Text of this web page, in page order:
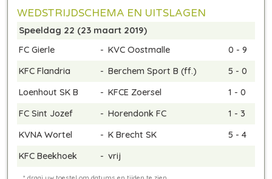
WEDSTRIJDSCHEMA EN UITSLAGEN
Speeldag 22 (23 maart 2019)
FC Gierle
- KVC Oostmalle
0 - 9
KFC Flandria
- Berchem Sport B (ff.)
5 - 0
Loenhout SK B
- KFCE Zoersel
1 - 0
FC Sint Jozef
- Horendonk FC
1 - 3
KVNA Wortel
- K Brecht SK
5 - 4
KFC Beekhoek
- vrij